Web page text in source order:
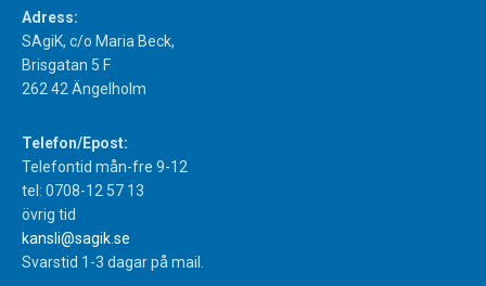
Adress:
SAgiK, c/o Maria Beck,
Brisgatan 5 F
262 42 Ängelholm
Telefon/Epost:
Telefontid mån-fre 9-12
tel: 0708-12 57 13
övrig tid
kansli@sagik.se
Svarstid 1-3 dagar på mail.